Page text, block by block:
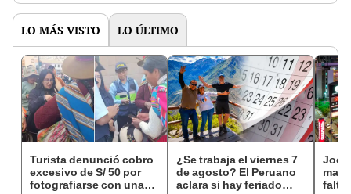
LO MÁS VISTO LO ÚLTIMO
Turista denunció cobro
excesivo de S/ 50 por
fotografiarse con una
¿Se trabaja el viernes 7
de agosto? El Peruano
aclara si hay feriado
falta